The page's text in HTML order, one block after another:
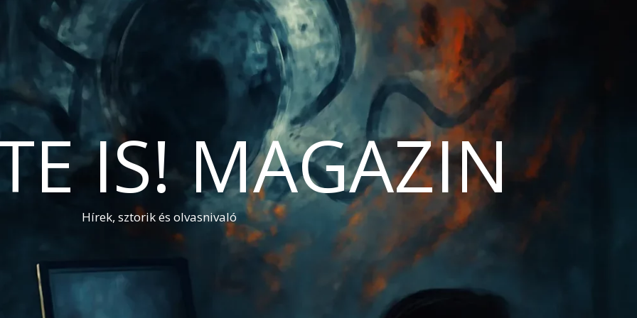
IS! MAGAZIN
Hírek, sztorik és olvasnivaló